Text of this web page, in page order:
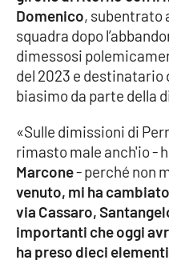
Ambiente
Cronaca
Cultura
Economia e Lavoro
Politica
Sanità
Società
Domenico, subentrato
squadra dopo
dimessosi
del 2023 e
biasimo da parte della
«Sulle dimissioni di
rimasto male anch'io -
Marcone- perché non
venuto, mi ha
via Cassaro,
importanti che oggi
ha preso dieci